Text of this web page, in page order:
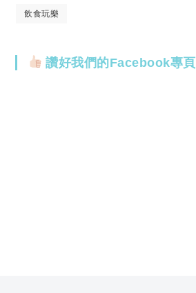
飲食玩樂
讚好我們的Facebook專頁